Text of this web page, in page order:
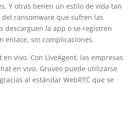
Y otras tienen un estilo de vida tan
ransomware que sufren las
descarguen la app o se registren
enlace, sin complicaciones.
vivo. Con LiveAgent, las empresas
en vivo. Gruveo puede utilizarse
al estándar WebRTC que se